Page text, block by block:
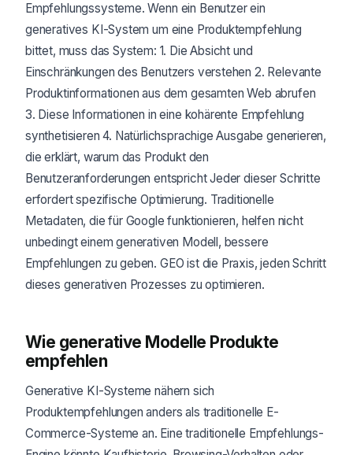
Empfehlungssysteme. Wenn ein Benutzer ein
generatives KI-System um eine Produktempfehlung
bittet, muss das System: 1. Die Absicht und
Einschränkungen des Benutzers verstehen 2. Relevante
Produktinformationen aus dem gesamten Web abrufen
3. Diese Informationen in eine kohärente Empfehlung
synthetisieren 4. Natürlichsprachige Ausgabe generieren,
die erklärt, warum das Produkt den
Benutzeranforderungen entspricht Jeder dieser Schritte
erfordert spezifische Optimierung. Traditionelle
Metadaten, die für Google funktionieren, helfen nicht
unbedingt einem generativen Modell, bessere
Empfehlungen zu geben. GEO ist die Praxis, jeden Schritt
dieses generativen Prozesses zu optimieren.
Wie generative Modelle Produkte
empfehlen
Generative KI-Systeme nähern sich
Produktempfehlungen anders als traditionelle E-
Commerce-Systeme an. Eine traditionelle Empfehlungs-